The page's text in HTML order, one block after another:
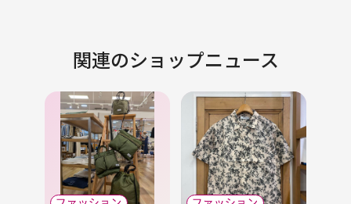
関連のショップニュース